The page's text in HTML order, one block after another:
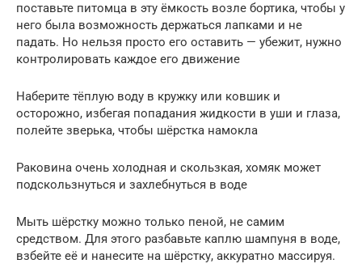
поставьте питомца в эту ёмкость возле бортика, чтобы у
него была возможность держаться лапками и не
падать. Но нельзя просто его оставить — убежит, нужно
контролировать каждое его движение
Наберите тёплую воду в кружку или ковшик и
осторожно, избегая попадания жидкости в уши и глаза,
полейте зверька, чтобы шёрстка намокла
Раковина очень холодная и скользкая, хомяк может
подскользнуться и захлебнуться в воде
Мыть шёрстку можно только пеной, не самим
средством. Для этого разбавьте каплю шампуня в воде,
взбейте её и нанесите на шёрстку, аккуратно массируя.